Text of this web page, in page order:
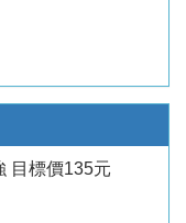
目標價135元